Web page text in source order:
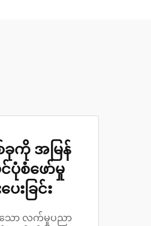
ကို အမြန်
ပုံစံဖော်မှု
ေးခြင်း
သော လက်မှုပညာ